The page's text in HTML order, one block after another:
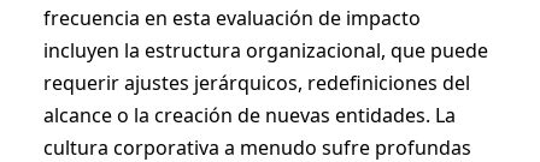
frecuencia en esta evaluación de impacto
incluyen la estructura organizacional, que puede
requerir ajustes jerárquicos, redefiniciones del
alcance o la creación de nuevas entidades. La
cultura corporativa a menudo sufre profundas